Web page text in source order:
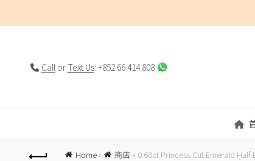
Callor Text Us: +852 66 414 808
Home» 商店» 0.60ct Princess Cut Emerald Half